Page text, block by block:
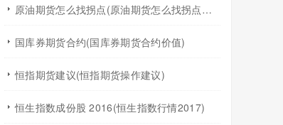
原油期货怎么找拐点(原油期货怎么找拐点交易)
国库券期货合约(国库券期货合约价值)
恒指期货建议(恒指期货操作建议)
恒生指数成份股 2016(恒生指数行情2017)